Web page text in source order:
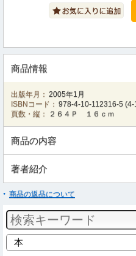
商品情報
出版年月： 2005年1月
ISBNコード： 978-4-10-112316-5 (4-
頁数・縦：
２６４Ｐ １６ｃｍ
商品の内容
著者紹介
商品の返品について